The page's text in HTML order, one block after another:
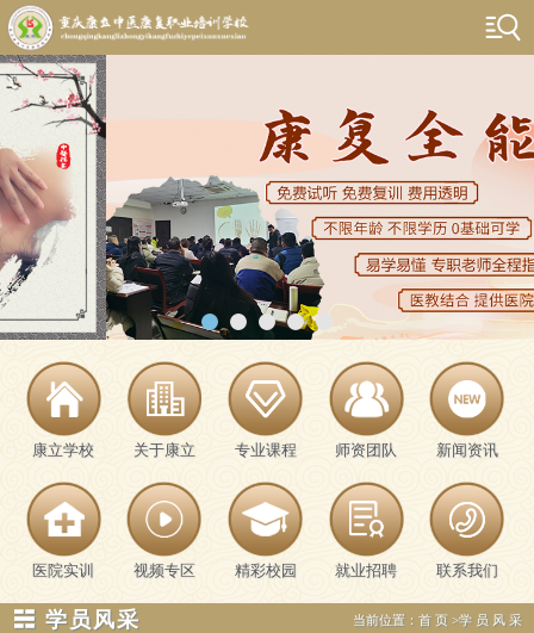
康立学校 关于康立 专业课程 师资团队 新闻资讯
医院实训 视频专区 精彩校园 就业招聘 联系我们
☵ 学员风采 当前位置： 首页 >学员风采